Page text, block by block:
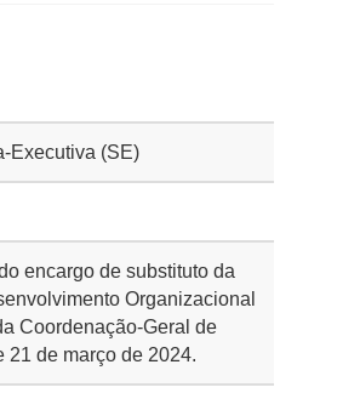
Executiva (SE)
encargo de substituto da
Organizacional
Coordenação-Geral de
21 de março de 2024.